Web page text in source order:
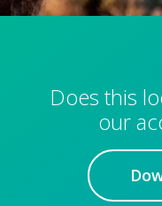
Does this
our